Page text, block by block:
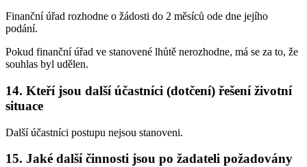
Finanční úřad rozhodne o žádosti do 2 měsíců ode dne jejího
podání.
Pokud finanční úřad ve stanovené lhůtě nerozhodne, má se za to, že
souhlas byl udělen.
14. Kteří jsou další účastníci (dotčení) řešení životní
situace
Další účastníci postupu nejsou stanoveni.
15. Jaké další činnosti jsou po žadateli požadovány